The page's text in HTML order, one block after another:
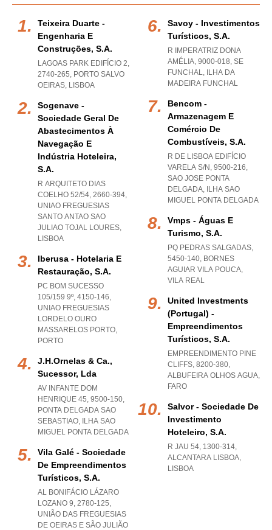
Teixeira Duarte -
Engenharia E
Construções, S.a.
LAGOAS PARK EDIFÍCIO 2,
2740-265, PORTO SALVO
OEIRAS, LISBOA
Sogenave -
Sociedade Geral De
Abastecimentos À
Navegação E
Indústria Hoteleira,
S.a.
R ARQUITETO DIAS
COELHO 52/54, 2660-394,
UNIAO FREGUESIAS
SANTO ANTAO SAO
JULIAO TOJAL LOURES,
LISBOA
Iberusa - Hotelaria E
Restauração, S.a.
PC BOM SUCESSO
105/159 9º, 4150-146,
UNIAO FREGUESIAS
LORDELO OURO
MASSARELOS PORTO,
PORTO
J.h.ornelas & Ca.,
Sucessor, Lda
AV INFANTE DOM
HENRIQUE 45, 9500-150,
PONTA DELGADA SAO
SEBASTIAO, ILHA SAO
MIGUEL PONTA DELGADA
Vila Galé - Sociedade
De Empreendimentos
Turísticos, S.a.
AL BONIFÁCIO LÁZARO
LOZANO 9, 2780-125,
UNIÃO DAS FREGUESIAS
DE OEIRAS E SÃO JULIÃO
Savoy - Investimentos
Turísticos, S.a.
R IMPERATRIZ DONA
AMÉLIA, 9000-018, SE
FUNCHAL, ILHA DA
MADEIRA FUNCHAL
Bencom -
Armazenagem E
Comércio De
Combustíveis, S.a.
R DE LISBOA EDIFÍCIO
VARELA S/N, 9500-216,
SAO JOSE PONTA
DELGADA, ILHA SAO
MIGUEL PONTA DELGADA
Vmps - Águas E
Turismo, S.a.
PQ PEDRAS SALGADAS,
5450-140, BORNES
AGUIAR VILA POUCA,
VILA REAL
United Investments
(portugal) -
Empreendimentos
Turísticos, S.a.
EMPREENDIMENTO PINE
CLIFFS, 8200-380,
ALBUFEIRA OLHOS AGUA,
FARO
Salvor - Sociedade De
Investimento
Hoteleiro, S.a.
R JAU 54, 1300-314,
ALCANTARA LISBOA,
LISBOA